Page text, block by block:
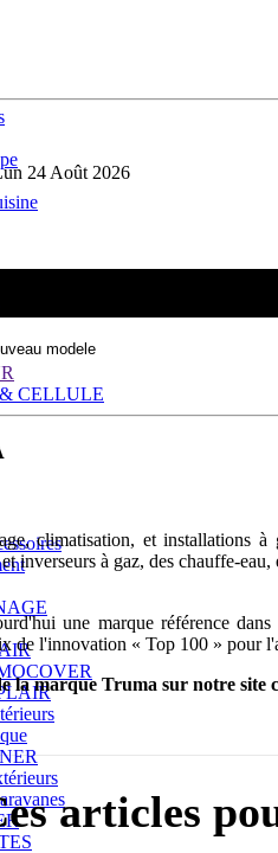
CELLULE
24 Août 2026
modele
climatisation, et installations à
inverseurs à gaz, des chauffe-
une marque référence
de l'innovation « Top 100 » pour
la marque Truma sur notre site
articles